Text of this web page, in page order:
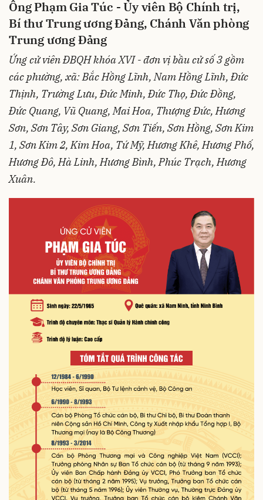
Ông Phạm Gia Túc - Ủy viên Bộ Chính trị,
Bí thư Trung ương Đảng, Chánh Văn phòng
Trung ương Đảng
Ứng cử viên ĐBQH khóa XVI - đơn vị bầu cử số 3 gồm
các phường, xã: Bắc Hồng Lĩnh, Nam Hồng Lĩnh, Đức
Thịnh, Trường Lưu, Đức Minh, Đức Thọ, Đức Đồng,
Đức Quang, Vũ Quang, Mai Hoa, Thượng Đức, Hương
Sơn, Sơn Tây, Sơn Giang, Sơn Tiến, Sơn Hồng, Sơn Kim
1, Sơn Kim 2, Kim Hoa, Tứ Mỹ, Hương Khê, Hương Phố,
Hương Đô, Hà Linh, Hương Bình, Phúc Trạch, Hương
Xuân.